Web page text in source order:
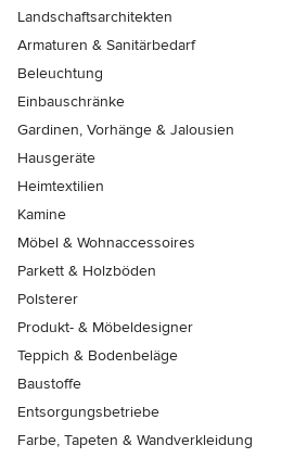
Landschaftsarchitekten
Armaturen & Sanitärbedarf
Beleuchtung
Einbauschränke
Gardinen, Vorhänge & Jalousien
Hausgeräte
Heimtextilien
Kamine
Möbel & Wohnaccessoires
Parkett & Holzböden
Polsterer
Produkt- & Möbeldesigner
Teppich & Bodenbeläge
Baustoffe
Entsorgungsbetriebe
Farbe, Tapeten & Wandverkleidung